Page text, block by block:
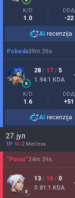
K/D
1.0
DDΔ
-22
AI recenzija
Pobeda39m 26s
28 / 17 / 5
1.94:1 KDA
K/D
1.6
DDΔ
+51
AI recenzija
27. јул
1P-1I 2 Mečeva
"Poraz"24m 39s
13 / 16 / 0
0.81 :1 KDA